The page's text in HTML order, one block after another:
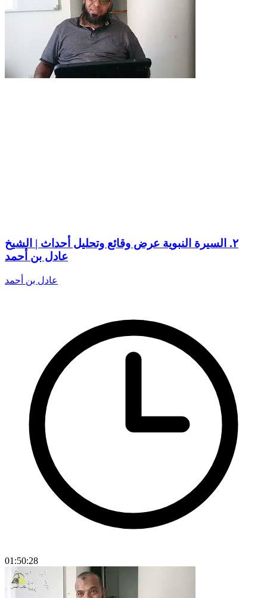
٢. السيرة النبوية عرض وقائع وتحليل أحداث | الشيخ
عادل بن أحمد
عادل بن أحمد
01:50:28